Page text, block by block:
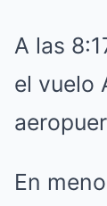
A las
el vuelo
En